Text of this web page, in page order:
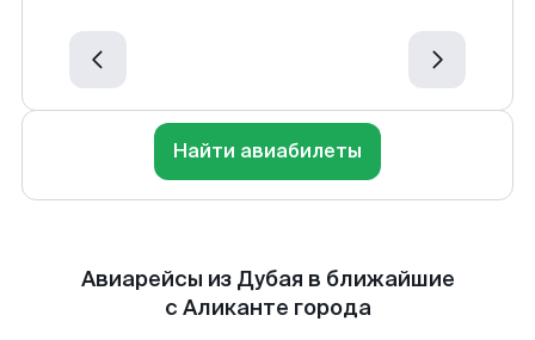
Найти авиабилеты
Авиарейсы из Дубая в ближайшие
с Аликанте города